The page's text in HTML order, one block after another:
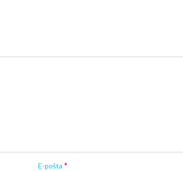
E-pošta *